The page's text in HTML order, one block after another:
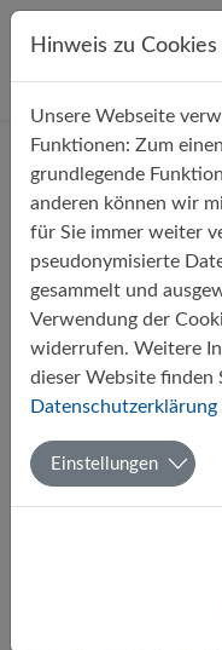
Direkt zur
Direkt zum Inhalt springen
StartseiteÜber uns Aktuelles
Filter
Monate
1
Hinweis zu Cookies
Unsere Webseite
Funktionen: Zum
grundlegende
anderen können wir
für Sie immer weiter
pseudonymisierte
gesammelt und
Verwendung der
widerrufen. Weitere
dieser Website finden
Datenschutzerklärung
Einstellungen